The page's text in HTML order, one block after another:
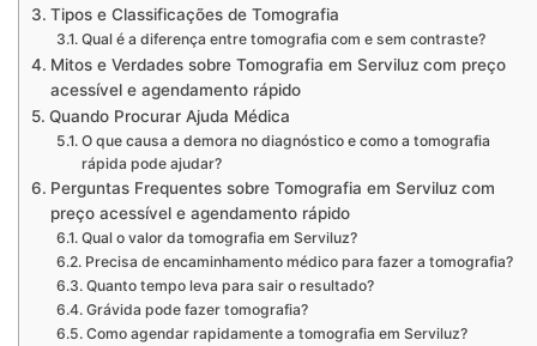
Tipos e Classificações de Tomografia
Qual é a diferença entre tomografia com e sem contraste?
Mitos e Verdades sobre Tomografia em Serviluz com preço
acessível e agendamento rápido
Quando Procurar Ajuda Médica
O que causa a demora no diagnóstico e como a tomografia
rápida pode ajudar?
Perguntas Frequentes sobre Tomografia em Serviluz com
preço acessível e agendamento rápido
Qual o valor da tomografia em Serviluz?
Precisa de encaminhamento médico para fazer a tomografia?
Quanto tempo leva para sair o resultado?
Grávida pode fazer tomografia?
Como agendar rapidamente a tomografia em Serviluz?